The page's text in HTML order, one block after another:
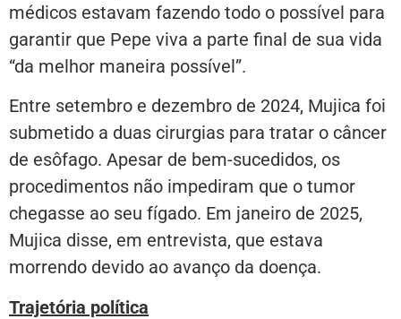
médicos estavam fazendo todo o possível para
garantir que Pepe viva a parte final de sua vida
“da melhor maneira possível”.
Entre setembro e dezembro de 2024, Mujica foi
submetido a duas cirurgias para tratar o câncer
de esôfago. Apesar de bem-sucedidos, os
procedimentos não impediram que o tumor
chegasse ao seu fígado. Em janeiro de 2025,
Mujica disse, em entrevista, que estava
morrendo devido ao avanço da doença.
Trajetória política